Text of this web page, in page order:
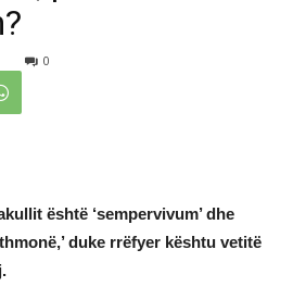
0
është ‘sempervivum’ dhe
duke rrëfyer kështu vetitë